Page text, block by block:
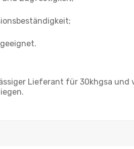
Lieferant für 30khgsa und